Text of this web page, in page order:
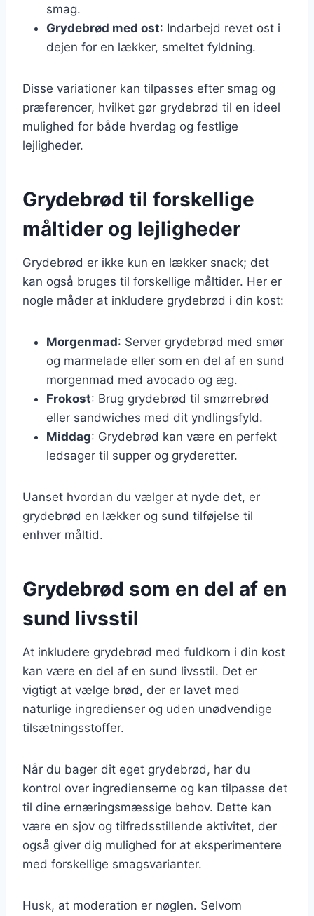
smag.
Grydebrød med ost: Indarbejd revet ost i
dejen for en lækker, smeltet fyldning.
Disse variationer kan tilpasses efter smag og
præferencer, hvilket gør grydebrød til en ideel
mulighed for både hverdag og festlige
lejligheder.
Grydebrød til forskellige
måltider og lejligheder
Grydebrød er ikke kun en lækker snack; det
kan også bruges til forskellige måltider. Her er
nogle måder at inkludere grydebrød i din kost:
Morgenmad: Server grydebrød med smør
og marmelade eller som en del af en sund
morgenmad med avocado og æg.
Frokost: Brug grydebrød til smørrebrød
eller sandwiches med dit yndlingsfyld.
Middag: Grydebrød kan være en perfekt
ledsager til supper og gryderetter.
Uanset hvordan du vælger at nyde det, er
grydebrød en lækker og sund tilføjelse til
enhver måltid.
Grydebrød som en del af en
sund livsstil
At inkludere grydebrød med fuldkorn i din kost
kan være en del af en sund livsstil. Det er
vigtigt at vælge brød, der er lavet med
naturlige ingredienser og uden unødvendige
tilsætningsstoffer.
Når du bager dit eget grydebrød, har du
kontrol over ingredienserne og kan tilpasse det
til dine ernæringsmæssige behov. Dette kan
være en sjov og tilfredsstillende aktivitet, der
også giver dig mulighed for at eksperimentere
med forskellige smagsvarianter.
Husk, at moderation er nøglen. Selvom